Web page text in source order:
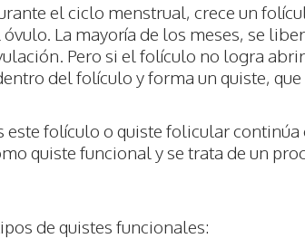
el ciclo menstrual, crece un
La mayoría de los meses, se
Pero si el folículo no logra
del folículo y forma un quiste,
este folículo o quiste folicular
quiste funcional y se trata de un
de quistes funcionales: